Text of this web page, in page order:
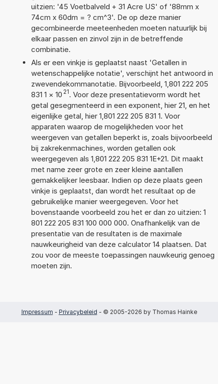
uitzien: '45 Voetbalveld + 31 Acre US' of '88mm x
74cm x 60dm = ? cm^3'. De op deze manier
gecombineerde meeteenheden moeten natuurlijk bij
elkaar passen en zinvol zijn in de betreffende
combinatie.
Als er een vinkje is geplaatst naast 'Getallen in
wetenschappelijke notatie', verschijnt het antwoord in
zwevendekommanotatie. Bijvoorbeeld, 1,801 222 205
831 1 × 10 21. Voor deze presentatievorm wordt het
getal gesegmenteerd in een exponent, hier 21, en het
eigenlijke getal, hier 1,801 222 205 831 1. Voor
apparaten waarop de mogelijkheden voor het
weergeven van getallen beperkt is, zoals bijvoorbeeld
bij zakrekenmachines, worden getallen ook
weergegeven als 1,801 222 205 831 1E+21. Dit maakt
met name zeer grote en zeer kleine aantallen
gemakkelijker leesbaar. Indien op deze plaats geen
vinkje is geplaatst, dan wordt het resultaat op de
gebruikelijke manier weergegeven. Voor het
bovenstaande voorbeeld zou het er dan zo uitzien: 1
801 222 205 831 100 000 000. Onafhankelijk van de
presentatie van de resultaten is de maximale
nauwkeurigheid van deze calculator 14 plaatsen. Dat
zou voor de meeste toepassingen nauwkeurig genoeg
moeten zijn.
Impressum - Privacybeleid - © 2005-2026 by Thomas Hainke